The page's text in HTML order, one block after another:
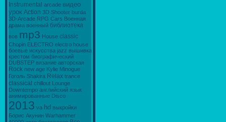
Instrumental arcade видео
урок Action 3D Shooter burda
3D-Arcade RPG Cars Военная
драма военный библиотека
вов mp3 House classic
Chopin ELECTRO electro house
боевые искусства jazz вышивка
крестом биографический
DUBSTEP вязание авторская
Rock new age Kylie Minogue
Гоголь Shakira Relax trance
classical chillout Lounge
Downtempo английский язык
анимированные Disco
2013 va hd выкройки
Борис Акунин Warhammer